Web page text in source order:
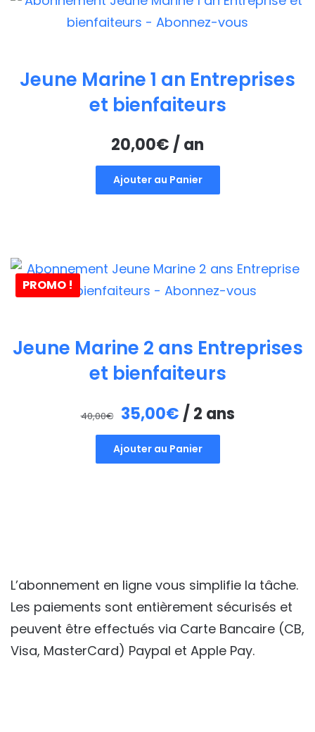
Jeune Marine 1 an Entreprises
et bienfaiteurs
20,00€/ an
Ajouter au Panier
PROMO !
Jeune Marine 2 ans Entreprises
et bienfaiteurs
40,00€
Le
prix
initial
35,00€Le
prix
actuel
/ 2 ans
Ajouter au Panier
L’abonnement en ligne vous simplifie la tâche.
Les paiements sont entièrement sécurisés et
peuvent être effectués via Carte Bancaire (CB,
Visa, MasterCard) Paypal et Apple Pay.